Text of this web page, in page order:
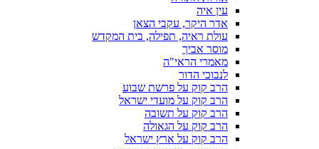
עין איה
אדר היקר, עקבי הצאן
עולת ראיה, תפילה, בית המקדש
מוסר אביך
מאמרי הראי"ה
לנבוכי הדור
הרב קוק על פרשת שבוע
הרב קוק על מועדי ישראל
הרב קוק על תשובה
הרב קוק על הגאולה
הרב קוק על ארץ ישראל